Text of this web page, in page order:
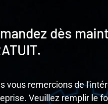
dès
vous remercions de
Veuillez remplir le